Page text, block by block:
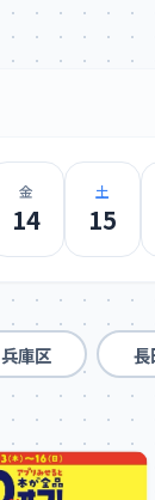
金
14
土
15
兵庫区 長